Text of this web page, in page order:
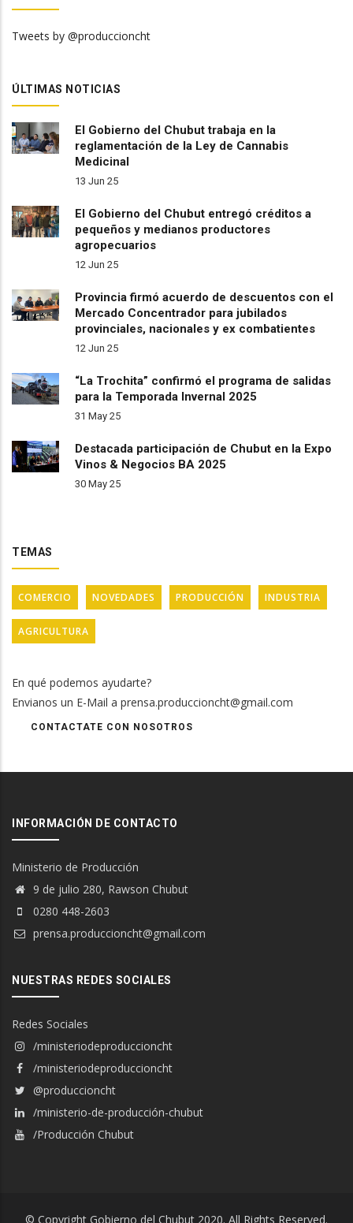
Tweets by @produccioncht
ÚLTIMAS NOTICIAS
El Gobierno del Chubut trabaja en la
reglamentación de la Ley de Cannabis
Medicinal
13 Jun 25
El Gobierno del Chubut entregó créditos a
pequeños y medianos productores
agropecuarios
12 Jun 25
Provincia firmó acuerdo de descuentos con el
Mercado Concentrador para jubilados
provinciales, nacionales y ex combatientes
12 Jun 25
“La Trochita” confirmó el programa de salidas
para la Temporada Invernal 2025
31 May 25
Destacada participación de Chubut en la Expo
Vinos & Negocios BA 2025
30 May 25
TEMAS
COMERCIO NOVEDADES PRODUCCIÓN INDUSTRIA
AGRICULTURA
En qué podemos ayudarte?
Envianos un E-Mail a prensa.produccioncht@gmail.com
CONTACTATE CON NOSOTROS
INFORMACIÓN DE CONTACTO
Ministerio de Producción
9 de julio 280, Rawson Chubut
0280 448-2603
prensa.produccioncht@gmail.com
NUESTRAS REDES SOCIALES
Redes Sociales
/ministeriodeproduccioncht
/ministeriodeproduccioncht
@produccioncht
/ministerio-de-producción-chubut
/Producción Chubut
© Copyright Gobierno del Chubut 2020. All Rights Reserved.